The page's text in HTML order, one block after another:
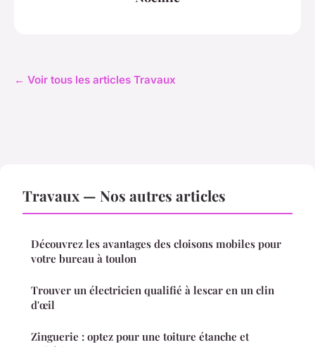
← Voir tous les articles Travaux
Travaux — Nos autres articles
Découvrez les avantages des cloisons mobiles pour
votre bureau à toulon
Trouver un électricien qualifié à lescar en un clin
d'œil
Zinguerie : optez pour une toiture étanche et